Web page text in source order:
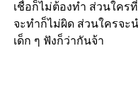
เชื่อก็ไม่ต้องทำ ส่วนใคร
จะทำก็ไม่ผิด ส่วนใครจะ
เด็ก ๆ ฟังก็ว่ากันจ้า